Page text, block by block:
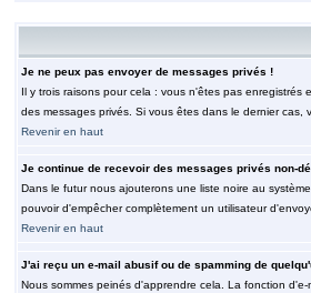
Je ne peux pas envoyer de messages privés !
Il y trois raisons pour cela : vous n'êtes pas
des messages privés. Si vous êtes dans le dernier
Revenir en haut
Je continue de recevoir des messages privés non-
Dans le futur nous ajouterons une liste noire au
pouvoir d'empêcher complètement un utilisateur
Revenir en haut
J'ai reçu un e-mail abusif ou de spamming de
Nous sommes peinés d'apprendre cela. La fonction